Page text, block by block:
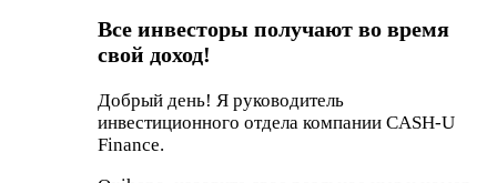
Все инвесторы получают во время
свой доход!
Добрый день! Я руководитель
инвестиционного отдела компании CASH-U
Finance.